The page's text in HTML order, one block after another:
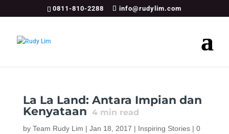
0811-810-2288 info@rudylim.com
La La Land: Antara Impian dan
Kenyataan 4min read
by Team Rudy Lim | Jan 18, 2017 | Inspiring Stories| 0